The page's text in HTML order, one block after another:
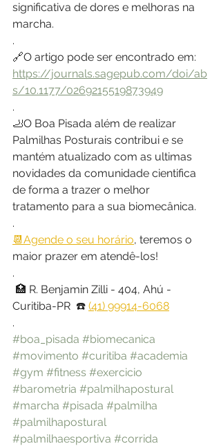
significativa de dores e melhoras na
marcha.
.
🔗O artigo pode ser encontrado em:
https://journals.sagepub.com/doi/ab
s/10.1177/0269215519873949
.
🦶O Boa Pisada além de realizar
Palmilhas Posturais contribui e se
mantém atualizado com as ultimas
novidades da comunidade cientifica
de forma a trazer o melhor
tratamento para a sua biomecânica.
.
📆Agende o seu horário, teremos o
maior prazer em atendê-los!
.
Curitiba-PR  ☎️ (41) 99914-6068
.
#boa_pisada #biomecanica
#movimento #curitiba #academia
#gym #fitness #exercicio
#barometria #palmilhapostural
#marcha #pisada #palmilha
#palmilhapostural
#palmilhaesportiva #corrida